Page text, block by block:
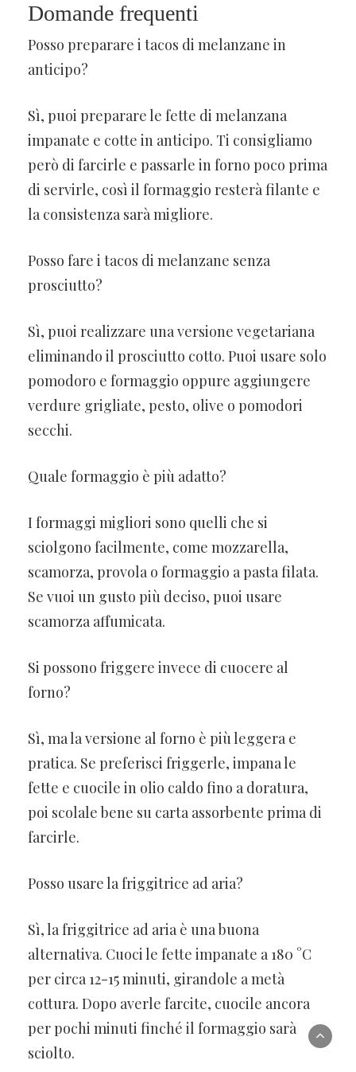
Domande frequenti
Posso preparare i tacos di melanzane in
anticipo?
Sì, puoi preparare le fette di melanzana
impanate e cotte in anticipo. Ti consigliamo
però di farcirle e passarle in forno poco prima
di servirle, così il formaggio resterà filante e
la consistenza sarà migliore.
Posso fare i tacos di melanzane senza
prosciutto?
Sì, puoi realizzare una versione vegetariana
eliminando il prosciutto cotto. Puoi usare solo
pomodoro e formaggio oppure aggiungere
verdure grigliate, pesto, olive o pomodori
secchi.
Quale formaggio è più adatto?
I formaggi migliori sono quelli che si
sciolgono facilmente, come mozzarella,
scamorza, provola o formaggio a pasta filata.
Se vuoi un gusto più deciso, puoi usare
scamorza affumicata.
Si possono friggere invece di cuocere al
forno?
Sì, ma la versione al forno è più leggera e
pratica. Se preferisci friggerle, impana le
fette e cuocile in olio caldo fino a doratura,
poi scolale bene su carta assorbente prima di
farcirle.
Posso usare la friggitrice ad aria?
Sì, la friggitrice ad aria è una buona
alternativa. Cuoci le fette impanate a 180 °C
per circa 12-15 minuti, girandole a metà
cottura. Dopo averle farcite, cuocile ancora
per pochi minuti finché il formaggio sarà
sciolto.